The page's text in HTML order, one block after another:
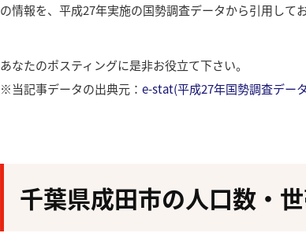
の情報を、平成27年実施の国勢調査データから引用してお
あなたのポスティングに是非お役立て下さい。
※当記事データの出典元： e-stat(平成27年国勢調査デー
千葉県成田市の人口数・